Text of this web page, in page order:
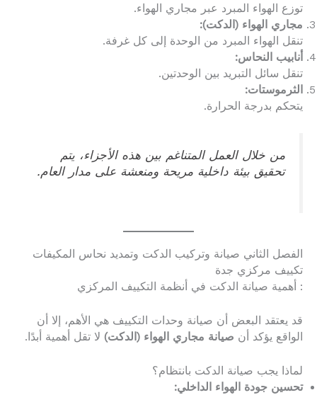
توزع الهواء المبرد عبر مجاري الهواء.
مجاري الهواء (الدكت):
تنقل الهواء المبرد من الوحدة إلى كل غرفة.
أنابيب النحاس:
تنقل سائل التبريد بين الوحدتين.
الثرموستات:
يتحكم بدرجة الحرارة.
من خلال العمل المتناغم بين هذه الأجزاء، يتم
تحقيق بيئة داخلية مريحة ومنعشة على مدار العام.
الفصل الثاني صيانة وتركيب الدكت وتمديد نحاس المكيفات
تكييف مركزي جدة
: أهمية صيانة الدكت في أنظمة التكييف المركزي
قد يعتقد البعض أن صيانة وحدات التكييف هي الأهم، إلا أن
الواقع يؤكد أن صيانة مجاري الهواء (الدكت) لا تقل أهمية أبدًا.
لماذا يجب صيانة الدكت بانتظام؟
تحسين جودة الهواء الداخلي: